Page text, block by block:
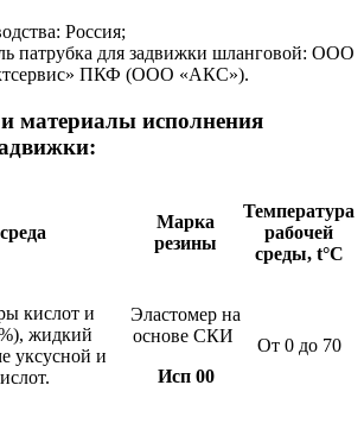
Россия;
патрубка для задвижки шланговой: ООО
ПКФ (ООО «АКС»).
материалы исполнения
Марка
резины
Температура
рабочей
среды, t°С
кислот и
жидкий
уксусной и
Эластомер на
основе СКИ
Исп 00
От 0 до 70